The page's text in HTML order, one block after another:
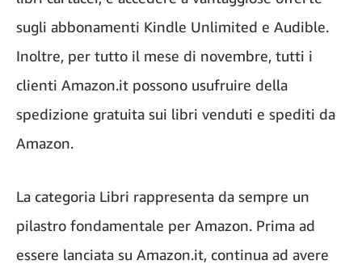
sugli abbonamenti Kindle Unlimited e Audible.
Inoltre, per tutto il mese di novembre, tutti i
clienti Amazon.it possono usufruire della
spedizione gratuita sui libri venduti e spediti da
Amazon.
La categoria Libri rappresenta da sempre un
pilastro fondamentale per Amazon. Prima ad
essere lanciata su Amazon.it, continua ad avere